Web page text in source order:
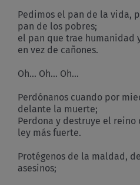
Pedimos el pan de la vida,
pan de los pobres;
el pan que trae humanidad
en vez de cañones.
Oh… Oh… Oh…
Perdónanos cuando por
delante la muerte;
Perdona y destruye el
ley más fuerte.
Protégenos de la maldad,
asesinos;